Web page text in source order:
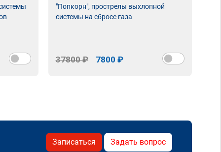
"Попкорн", прострелы выхлопной
системы на сбросе газа
37800 ₽ 7800 ₽
Записаться Задать вопрос